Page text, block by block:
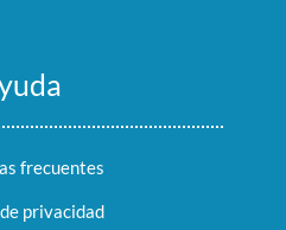
frecuentes
privacidad